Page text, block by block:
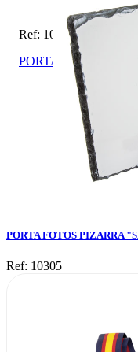
Ref: 10305
PORTA FOTOS
PORTA FOTOS PIZARRA
Ref: 10305